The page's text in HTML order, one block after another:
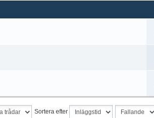
Sortera efter